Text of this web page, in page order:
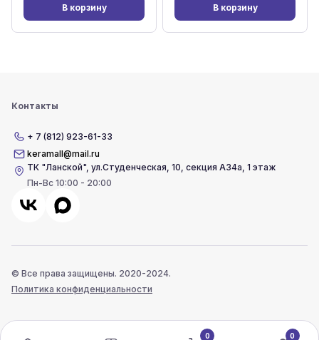
В корзину В корзину
Контакты
+ 7 (812) 923-61-33
keramall@mail.ru
ТК "Ланской",ул.Студенческая, 10, секция А34а, 1 этаж
Пн-Вс 10:00 - 20:00
© Все права защищены. 2020-2024.
Политика конфиденциальности
0 0